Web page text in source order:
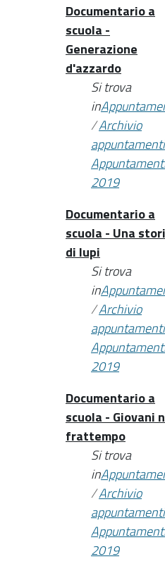
Documentario a
scuola -
Generazione
d'azzardo
Si trova
in
/Archivio
appuntamenti
2019
Documentario a
scuola - Una
di lupi
Si trova
in
/Archivio
appuntamenti
2019
Documentario a
scuola - Giovani
frattempo
Si trova
in
/Archivio
appuntamenti
2019